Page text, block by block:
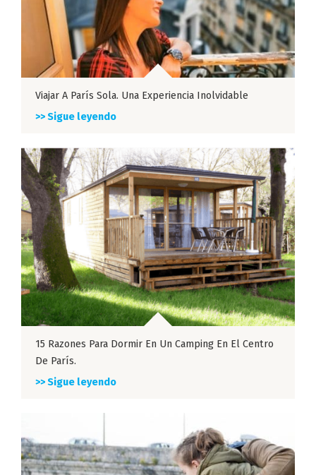
Viajar A París Sola. Una Experiencia Inolvidable
>> Sigue leyendo
15 Razones Para Dormir En Un Camping En El Centro
De París.
>> Sigue leyendo